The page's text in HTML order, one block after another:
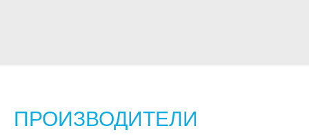
ПРОИЗВОДИТЕЛИ